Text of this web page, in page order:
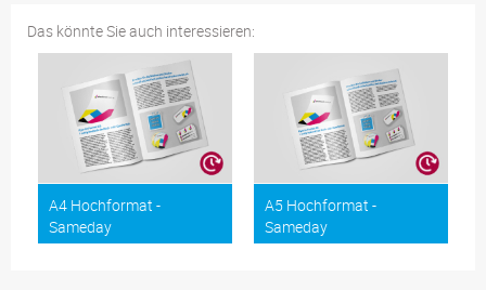
Das könnte Sie auch interessieren:
A4 Hochformat -
Sameday
A5 Hochformat -
Sameday